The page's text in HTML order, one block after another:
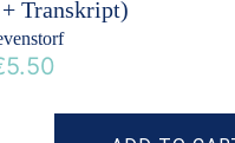
Transkript)